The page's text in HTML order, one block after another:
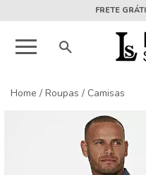
5X SEM JUROS
Home / Roupas / Camisas